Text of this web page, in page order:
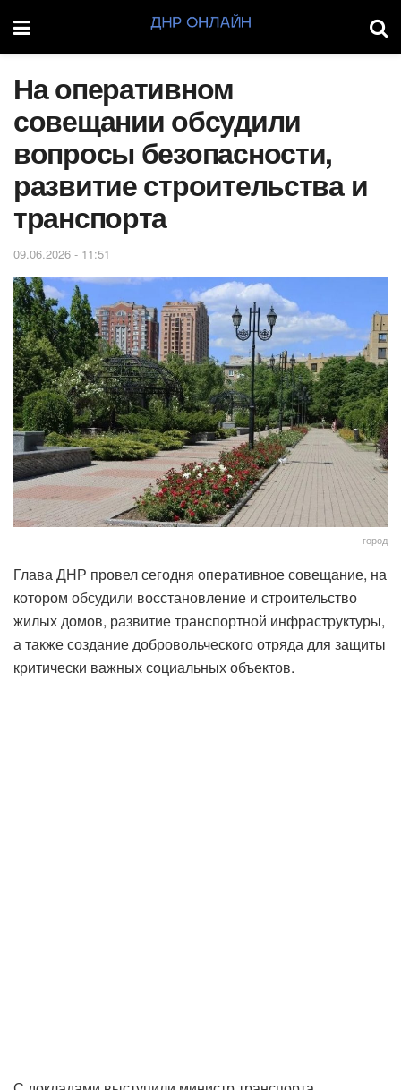
На оперативном
совещании обсудили
вопросы безопасности,
развитие строительства и
транспорта
09.06.2026 - 11:51
город
Глава ДНР провел сегодня оперативное совещание, на
котором обсудили восстановление и строительство
жилых домов, развитие транспортной инфраструктуры,
а также создание добровольческого отряда для защиты
критически важных социальных объектов.